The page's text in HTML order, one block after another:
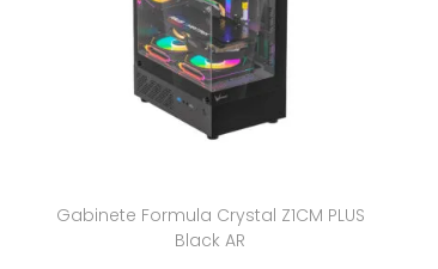
Gabinete Formula Crystal Z1CM PLUS
Black AR